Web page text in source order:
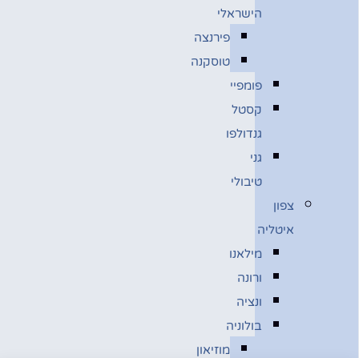
הישראלי
פירנצה
טוסקנה
פומפיי
קסטל
גנדולפו
גני
טיבולי
צפון
איטליה
מילאנו
ורונה
ונציה
בולוניה
מוזיאון